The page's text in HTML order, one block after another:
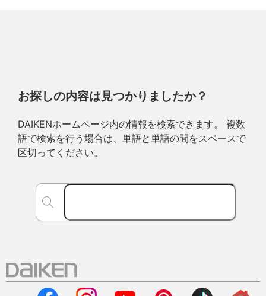
お探しの内容は見つかりましたか？
DAIKENホームページ内の情報を検索できます。 複数
語で検索を行う場合は、単語と単語の間をスペースで
区切ってください。